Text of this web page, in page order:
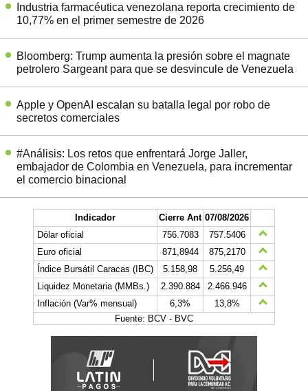
Industria farmacéutica venezolana reporta crecimiento de
10,77% en el primer semestre de 2026
Bloomberg: Trump aumenta la presión sobre el magnate
petrolero Sargeant para que se desvincule de Venezuela
Apple y OpenAI escalan su batalla legal por robo de
secretos comerciales
#Análisis: Los retos que enfrentará Jorge Jaller,
embajador de Colombia en Venezuela, para incrementar
el comercio binacional
Indicador Cierre Ant 07/08/2026
Dólar oficial
756.7083
757.5406
Euro oficial
871,8944
875,2170
Índice Bursátil Caracas (IBC)
5.158,98
5.256,49
Liquidez Monetaria (MMBs.)
2.390.884
2.466.946
Inflación (Var% mensual)
6,3%
13,8%
Fuente: BCV - BVC